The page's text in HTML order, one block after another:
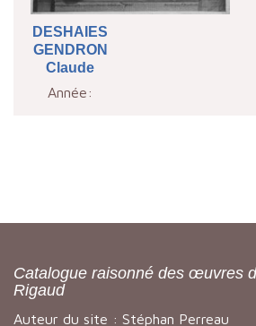
DESHAIES
GENDRON
Claude
Année:
Catalogue raisonné des œuvres
Rigaud
Auteur du site : Stéphan Perreau